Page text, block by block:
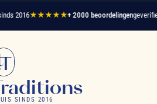
★★★★★+ 2000 beoordelingengeverifieerde
SINDS 2016